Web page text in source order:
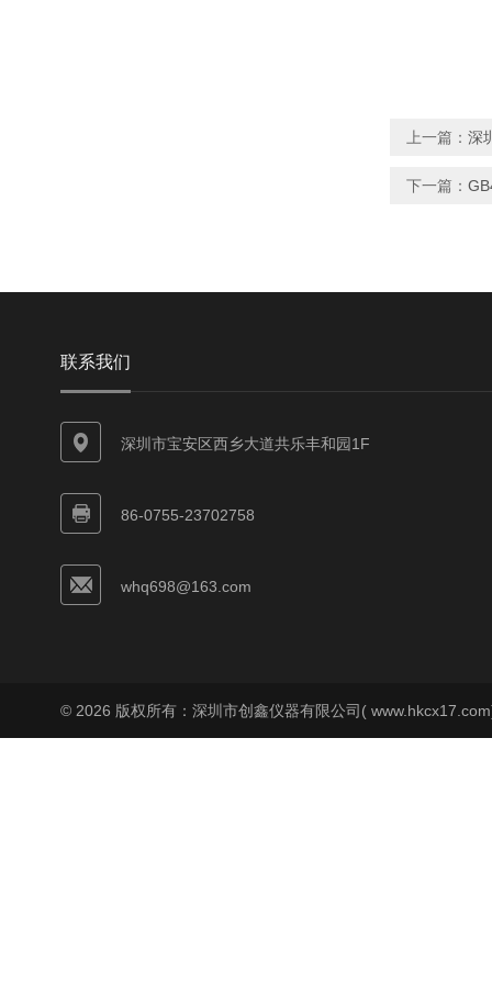
上一篇： 深
下一篇：
联系我们
深圳市宝安区西乡大道共乐丰和园1F
86-0755-23702758
whq698@163.com
© 2026 版权所有：深圳市创鑫仪器有限公司(